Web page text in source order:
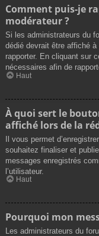
Comment puis-je
modérateur ?
Si les administrateurs du
dédié devrait être affiché
rapporter. En cliquant sur
nécessaires afin de
Haut
À quoi sert le
affiché lors de la
Il vous permet
souhaitez finaliser et
messages enregistrés
l’utilisateur.
Haut
Pourquoi mon
Les administrateurs du